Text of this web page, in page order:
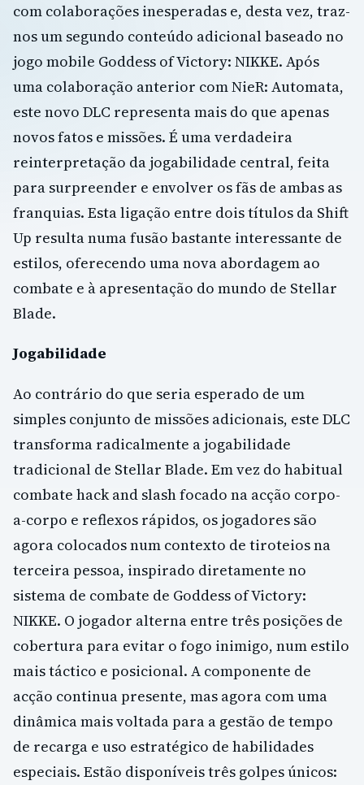
com colaborações inesperadas e, desta vez, traz-
nos um segundo conteúdo adicional baseado no
jogo mobile Goddess of Victory: NIKKE. Após
uma colaboração anterior com NieR: Automata,
este novo DLC representa mais do que apenas
novos fatos e missões. É uma verdadeira
reinterpretação da jogabilidade central, feita
para surpreender e envolver os fãs de ambas as
franquias. Esta ligação entre dois títulos da Shift
Up resulta numa fusão bastante interessante de
estilos, oferecendo uma nova abordagem ao
combate e à apresentação do mundo de Stellar
Blade.
Jogabilidade
Ao contrário do que seria esperado de um
simples conjunto de missões adicionais, este DLC
transforma radicalmente a jogabilidade
tradicional de Stellar Blade. Em vez do habitual
combate hack and slash focado na acção corpo-
a-corpo e reflexos rápidos, os jogadores são
agora colocados num contexto de tiroteios na
terceira pessoa, inspirado diretamente no
sistema de combate de Goddess of Victory:
NIKKE. O jogador alterna entre três posições de
cobertura para evitar o fogo inimigo, num estilo
mais táctico e posicional. A componente de
acção continua presente, mas agora com uma
dinâmica mais voltada para a gestão de tempo
de recarga e uso estratégico de habilidades
especiais. Estão disponíveis três golpes únicos: